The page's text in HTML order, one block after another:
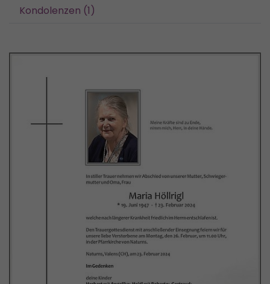
Kondolenzen (1)